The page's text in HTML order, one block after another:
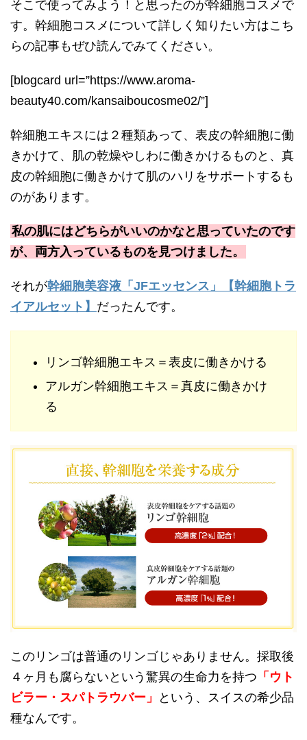
そこで使ってみよう！と思ったのが幹細胞コスメで
す。幹細胞コスメについて詳しく知りたい方はこち
らの記事もぜひ読んでみてください。
[blogcard url=”https://www.aroma-
beauty40.com/kansaiboucosme02/”]
幹細胞エキスには２種類あって、表皮の幹細胞に働
きかけて、肌の乾燥やしわに働きかけるものと、真
皮の幹細胞に働きかけて肌のハリをサポートするも
のがあります。
私の肌にはどちらがいいのかなと思っていたのです
が、両方入っているものを見つけました。
それが幹細胞美容液「JFエッセンス」【幹細胞トラ
イアルセット】 だったんです。
リンゴ幹細胞エキス＝表皮に働きかける
アルガン幹細胞エキス＝真皮に働きかけ
る
このリンゴは普通のリンゴじゃありません。採取後
４ヶ月も腐らないという驚異の生命力を持つ 「ウト
ビラー・スパトラウバー」
という、スイスの希少品
種なんです。